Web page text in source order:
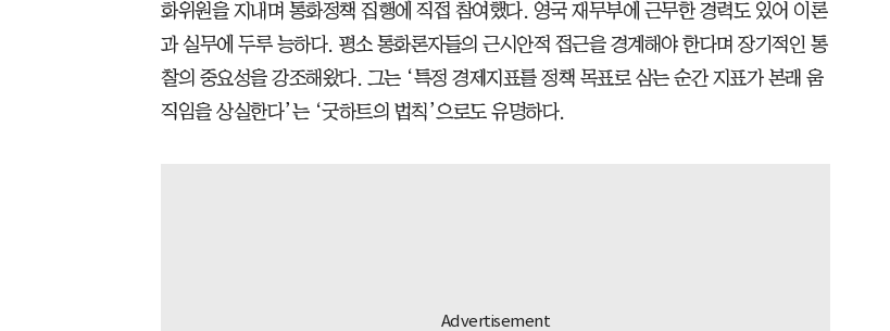
화위원을 지내며 통화정책 집행에 직접 참여했다. 영국 재무부에 근무한 경력도 있어 이론
과 실무에 두루 능하다. 평소 통화론자들의 근시안적 접근을 경계해야 한다며 장기적인 통
찰의 중요성을 강조해왔다. 그는 ‘특정 경제지표를 정책 목표로 삼는 순간 지표가 본래 움
직임을 상실한다’는 ‘굿하트의 법칙’으로도 유명하다.